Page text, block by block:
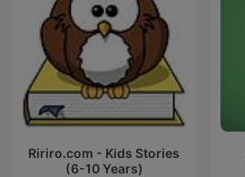
Ririro.com - Kids Stories
(6-10 Years)